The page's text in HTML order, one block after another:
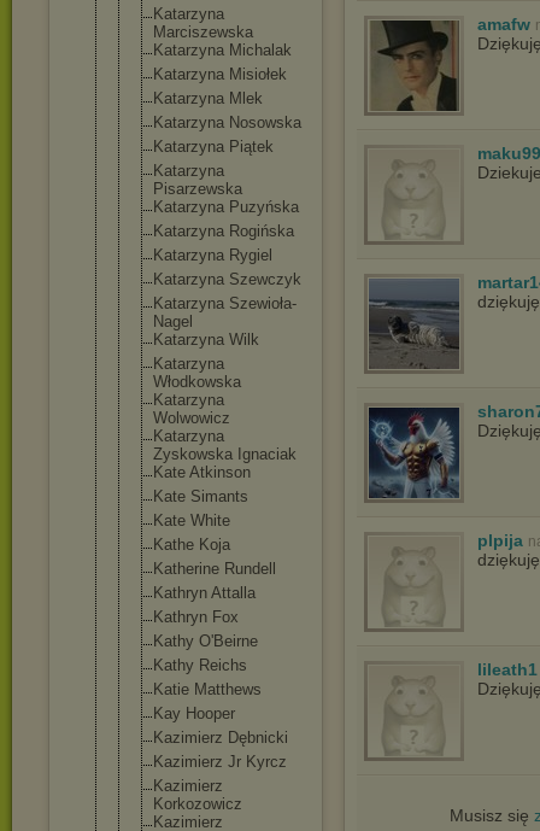
Katarzyna
Marciszewska
Katarzyna Michalak
Katarzyna Misiołek
Katarzyna Mlek
Katarzyna Nosowska
Katarzyna Piątek
Katarzyna
Pisarzewska
Katarzyna Puzyńska
Katarzyna Rogińska
Katarzyna Rygiel
Katarzyna Szewczyk
Katarzyna Szewioła-
Nagel
Katarzyna Wilk
Katarzyna
Włodkowska
Katarzyna
Wolwowicz
Katarzyna
Zyskowska Ignaciak
Kate Atkinson
Kate Simants
Kate White
Kathe Koja
Katherine Rundell
Kathryn Attalla
Kathryn Fox
Kathy O'Beirne
Kathy Reichs
Katie Matthews
Kay Hooper
Kazimierz Dębnicki
Kazimierz Jr Kyrcz
Kazimierz
Korkozowicz
Kazimierz
amafw
maku99
plpija
dziękuję
lileath1
Musisz się